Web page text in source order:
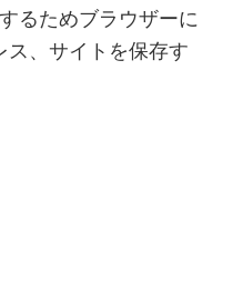
るためブラウザーに
ス、サイトを保存す